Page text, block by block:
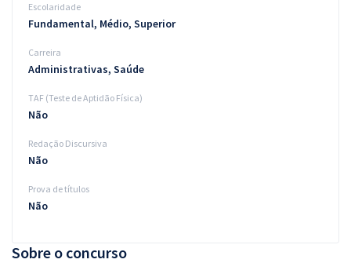
Sobre o concurso
Escolaridade
Fundamental, Médio, Superior
Carreira
Administrativas, Saúde
TAF (Teste de Aptidão Física)
Não
Redação Discursiva
Não
Prova de títulos
Não